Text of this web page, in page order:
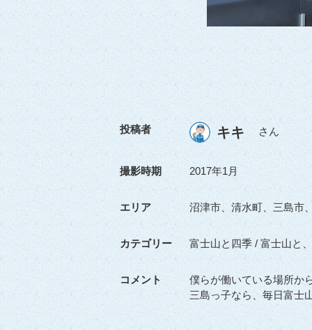
投稿者 キキ さん
撮影時期 2017年1月
エリア 沼津市、清水町、三島市
カテゴリー 富士山と四季 / 富士山と
コメント
僕らが働いている場所か
三島っ子なら、毎日富士